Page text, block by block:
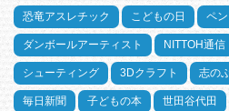
恐竜アスレチック こどもの日 ペ
ダンボールアーティスト NITTOH通信
シューティング 3Dクラフト 志の
毎日新聞 子どもの本 世田谷代田